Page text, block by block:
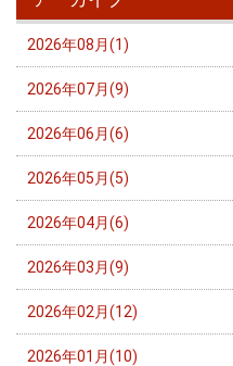
2026年08月(1)
2026年07月(9)
2026年06月(6)
2026年05月(5)
2026年04月(6)
2026年03月(9)
2026年02月(12)
2026年01月(10)